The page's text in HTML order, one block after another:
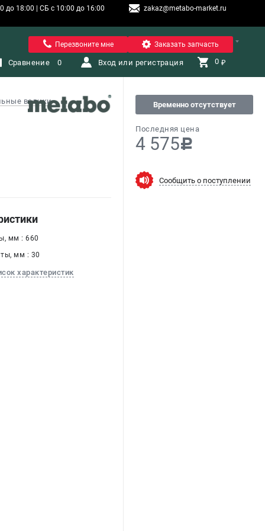
до 18:00 | СБ с 10:00 до 16:00 zakaz@metabo-market.ru
Санкт-Петербург
Перезвоните мне Заказать запчасть
Сравнение 0 Вход или регистрация 0 ₽
валики Временно отсутствует
Последняя цена
4 575c
Сообщить о поступлении
мм : 660
мм : 30
характеристик